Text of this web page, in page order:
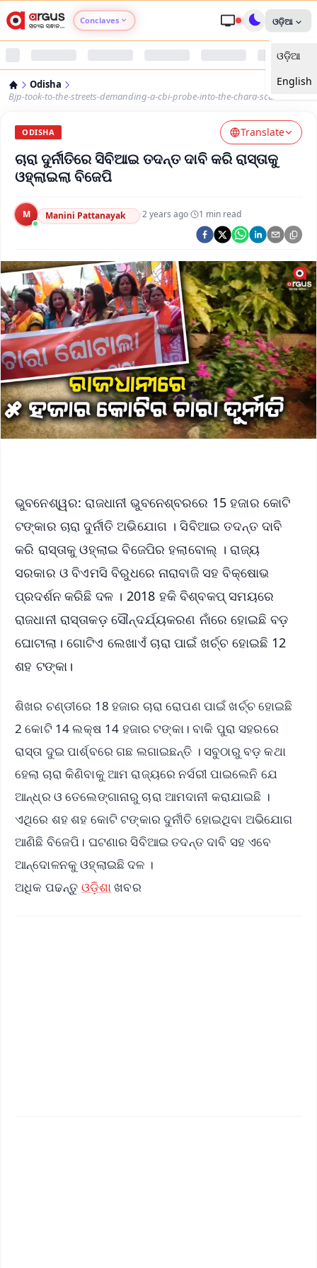
Conclaves
Argus Nari Shakti
Argus Health Connect
Argus Swaad Odisha
Argus Chalo Dekhein Apna Desh
ଓଡ଼ିଆ
ଓଡ଼ିଆ
English
Odisha
Bjp-took-to-the-streets-demanding-a-cbi-probe-into-the-chara-scam
ODISHA Translate
ଚାରା ଦୁର୍ନୀତିରେ ସିବିଆଇ ତଦନ୍ତ ଦାବି କରି ରାସ୍ତାକୁ
ଓହ୍ଲାଇଲା ବିଜେପି
M Manini Pattanayak ·2 years ago· 1 min read
ଭୁବନେଶ୍ୱର: ରାଜଧାନୀ ଭୁବନେଶ୍ବରରେ 15 ହଜାର କୋଟି
ଟଙ୍କାର ଚାରା ଦୁର୍ନୀତି ଅଭିଯୋଗ । ସିବିଆଇ ତଦନ୍ତ ଦାବି
କରି ରାସ୍ତାକୁ ଓହ୍ଲାଇ ବିଜେପିର ହଲାବୋଲ୍ । ରାଜ୍ୟ
ସରକାର ଓ ବିଏମସି ବିରୁଧରେ ନାରାବାଜି ସହ ବିକ୍ଷୋଭ
ପ୍ରଦର୍ଶନ କରିଛି ଦଳ । 2018 ହକି ବିଶ୍ବକପ୍ ସମୟରେ
ରାଜଧାନୀ ରାସ୍ତାକଡ଼ ସୌନ୍ଦର୍ଯ୍ୟକରଣ ନାଁରେ ହୋଇଛି ବଡ଼
ଘୋଟାଲା। ଗୋଟିଏ ଲେଖାଏଁ ଚାରା ପାଇଁ ଖର୍ଚ୍ଚ ହୋଇଛି 12
ଶହ ଟଙ୍କା।
ଶିଖର ଚଣ୍ଡୀରେ 18 ହଜାର ଚାରା ରୋପଣ ପାଇଁ ଖର୍ଚ୍ଚ ହୋଇଛି
2 କୋଟି 14 ଲକ୍ଷ 14 ହଜାର ଟଙ୍କା। ବାକି ପୁରା ସହରରେ
ରାସ୍ତା ଦୁଇ ପାର୍ଶ୍ବରେ ଗଛ ଲଗାଇଛନ୍ତି । ସବୁଠାରୁ ବଡ଼ କଥା
ହେଲା ଚାରା କିଣିବାକୁ ଆମ ରାଜ୍ୟରେ ନର୍ସରୀ ପାଇଲେନି ଯେ
ଆନ୍ଧ୍ର ଓ ତେଲେଙ୍ଗାନାରୁ ଚାରା ଆମଦାନୀ କରାଯାଇଛି ।
ଏଥିରେ ଶହ ଶହ କୋଟି ଟଙ୍କାର ଦୁର୍ନୀତି ହୋଇଥିବା ଅଭିଯୋଗ
ଆଣିଛି ବିଜେପି। ଘଟଣାର ସିବିଆଇ ତଦନ୍ତ ଦାବି ସହ ଏବେ
ଆନ୍ଦୋଳନକୁ ଓହ୍ଲାଇଛି ଦଳ ।
ଅଧିକ ପଢନ୍ତୁ ଓଡ଼ିଶା ଖବର